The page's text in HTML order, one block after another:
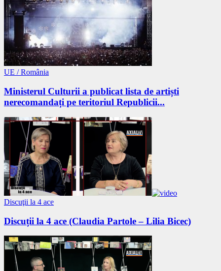
UE / România
Ministerul Culturii a publicat lista de artiști
nerecomandați pe teritoriul Republicii...
Discuţii la 4 ace
Discuții la 4 ace (Claudia Partole – Lilia Bicec)